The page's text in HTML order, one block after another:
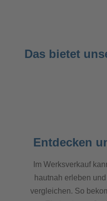
Das bietet
Entdecken
Im Werksverkauf
hautnah erleben
vergleichen. So